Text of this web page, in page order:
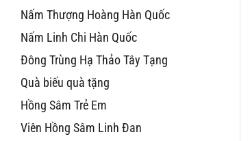
Nấm Thượng Hoàng Hàn Quốc
Nấm Linh Chi Hàn Quốc
Đông Trùng Hạ Thảo Tây Tạng
Quà biếu quà tặng
Hồng Sâm Trẻ Em
Viên Hồng Sâm Linh Đan